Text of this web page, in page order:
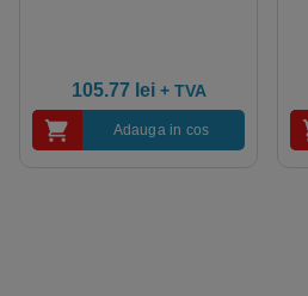
105.77 lei + TVA
Adauga in cos